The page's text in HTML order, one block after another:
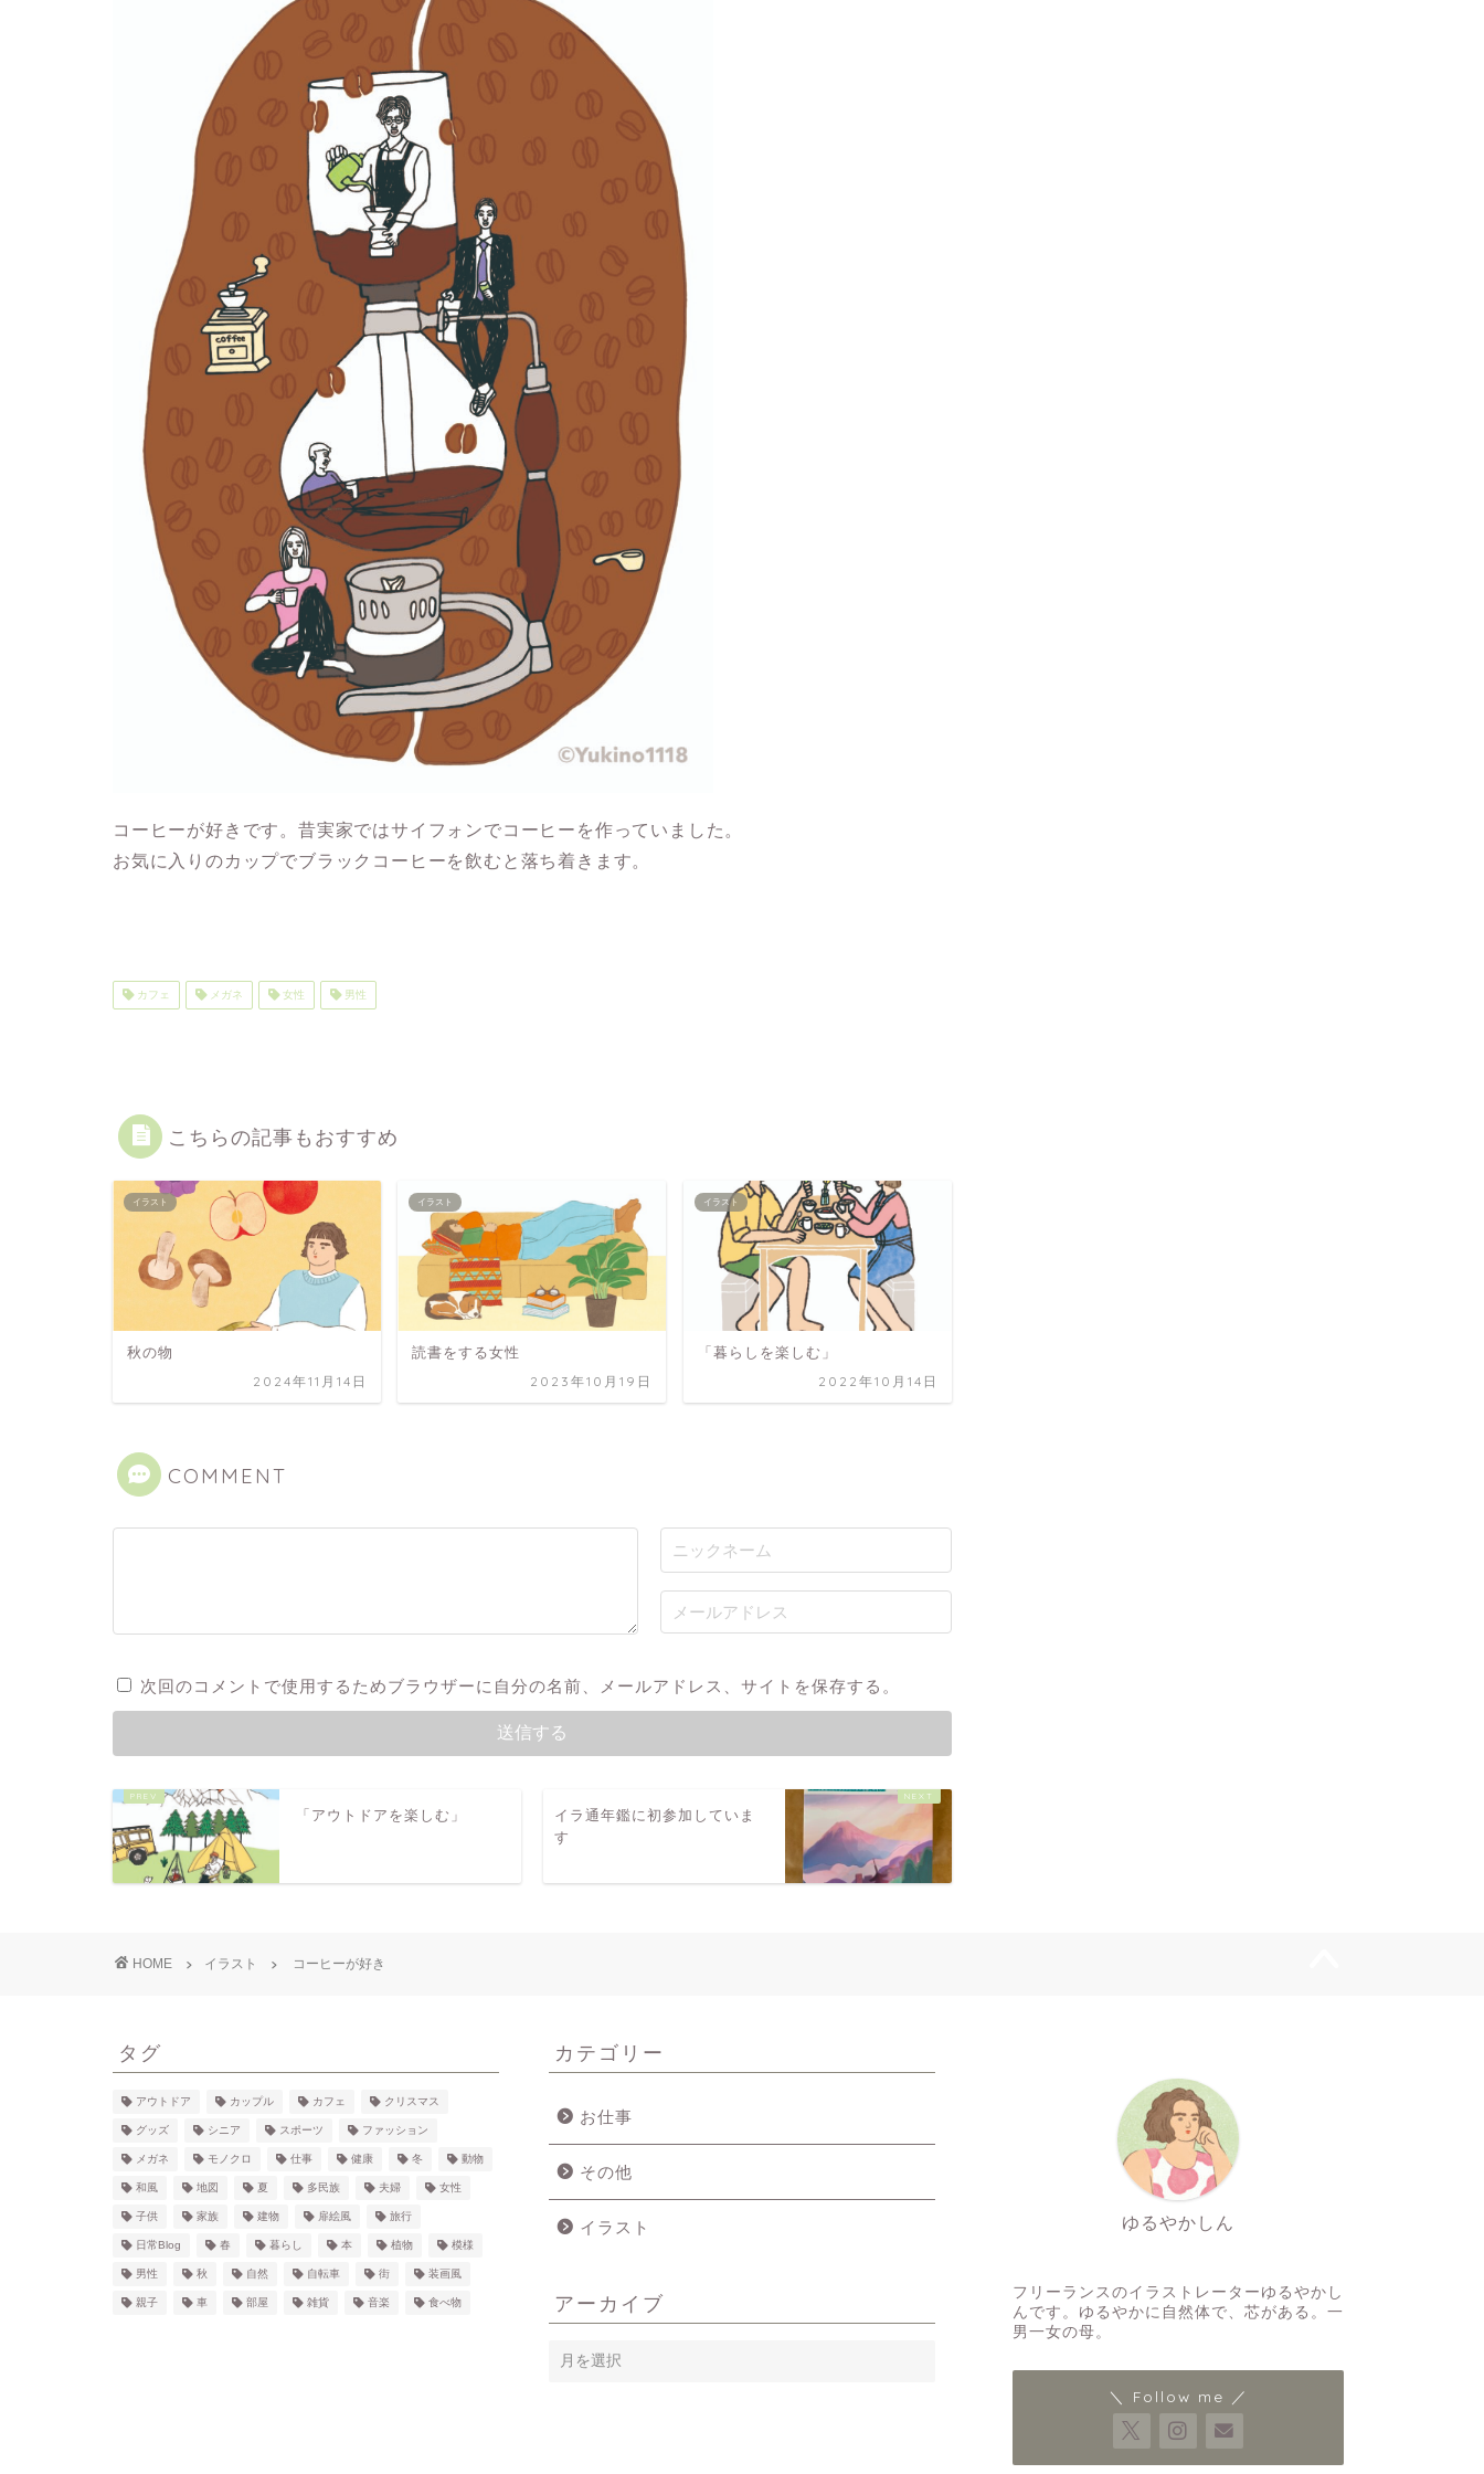
コーヒーが好きです。昔実家ではサイフォンでコーヒーを作っていました。
お気に入りのカップでブラックコーヒーを飲むと落ち着きます。
カフェ メガネ 女性 男性
こちらの記事もおすすめ
イラスト
秋の物
2024年11月14日
イラスト
読書をする女性
2023年10月19日
イラスト
「暮らしを楽しむ」
2022年10月14日
COMMENT
次回のコメントで使用するためブラウザーに自分の名前、メールアドレス、サイトを保存する。
「アウトドアを楽しむ」
イラ通年鑑に初参加していま
す
HOME イラスト コーヒーが好き
タグ
アウトドア カップル カフェ クリスマス
グッズ シニア スポーツ ファッション
メガネ モノクロ 仕事 健康 冬 動物
和風 地図 夏 多民族 夫婦 女性
子供 家族 建物 扉絵風 旅行
日常Blog 春 暮らし 本 植物 模様
男性 秋 自然 自転車 街 装画風
親子 車 部屋 雑貨 音楽 食べ物
カテゴリー
お仕事
その他
イラスト
アーカイブ
ア
ー
ゆるやかしん
フリーランスのイラストレーターゆるやかし
んです。ゆるやかに自然体で、芯がある。一
男一女の母。
＼ Follow me ／